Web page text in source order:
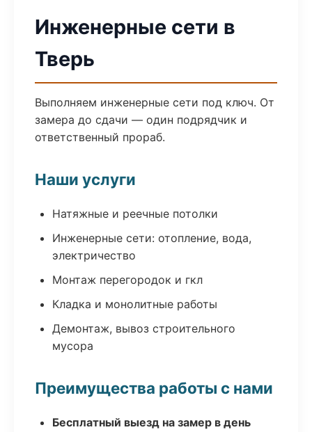
Инженерные сети в
Тверь
Выполняем инженерные сети под ключ. От
замера до сдачи — один подрядчик и
ответственный прораб.
Наши услуги
Натяжные и реечные потолки
Инженерные сети: отопление, вода,
электричество
Монтаж перегородок и гкл
Кладка и монолитные работы
Демонтаж, вывоз строительного
мусора
Преимущества работы с нами
Бесплатный выезд на замер в день